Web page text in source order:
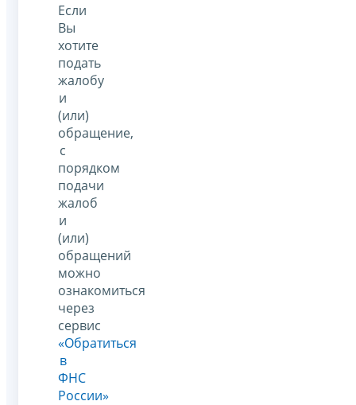
Если
Вы
хотите
подать
жалобу
и
(или)
обращение,
с
порядком
подачи
жалоб
и
(или)
обращений
можно
ознакомиться
через
сервис
«Обратиться
в
ФНС
России»